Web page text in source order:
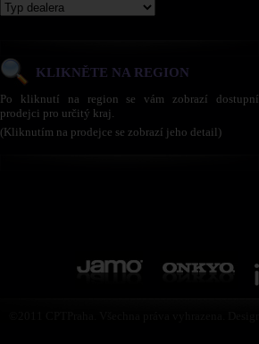
KLIKNĚTE NA REGION
Po kliknutí na region se vám zobrazí dostupní
prodejci pro určitý kraj.
(Kliknutím na prodejce se zobrazí jeho detail)